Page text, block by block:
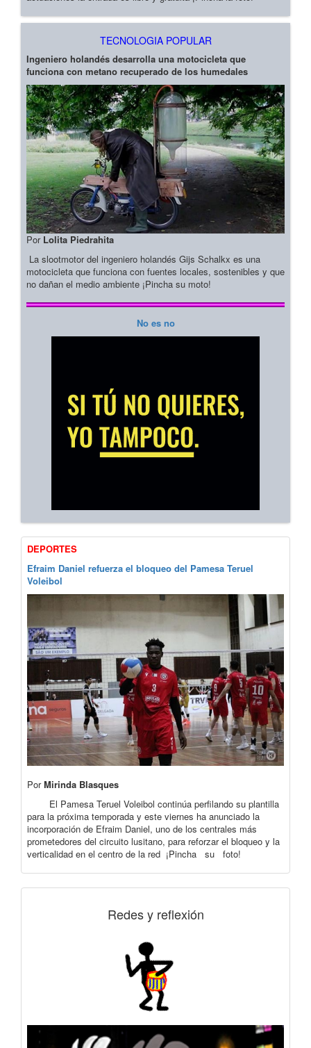
TECNOLOGIA POPULAR
Ingeniero holandés desarrolla una motocicleta que
funciona con metano recuperado de los humedales
Por Lolita Piedrahita
La slootmotor del ingeniero holandés Gijs Schalkx es una
motocicleta que funciona con fuentes locales, sostenibles y que
no dañan el medio ambiente ¡Pincha su moto!
No es no
DEPORTES
Efraim Daniel refuerza el bloqueo del Pamesa Teruel
Voleibol
PorMirinda Blasques
El Pamesa Teruel Voleibol continúa perfilando su plantilla
para la próxima temporada y este viernes ha anunciado la
incorporación de Efraim Daniel, uno de los centrales más
prometedores del circuito lusitano, para reforzar el bloqueo y la
verticalidad en el centro de la red ¡Pincha su foto!
Redes y reflexión